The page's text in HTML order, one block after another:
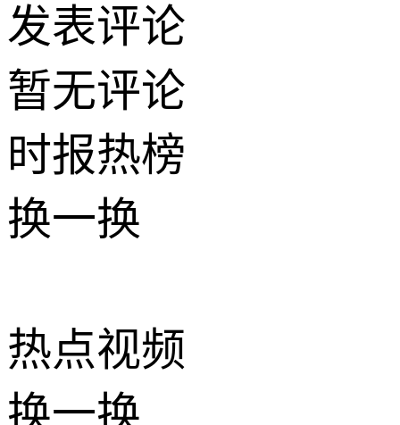
发表评论
暂无评论
时报热榜
换一换
热点视频
换一换